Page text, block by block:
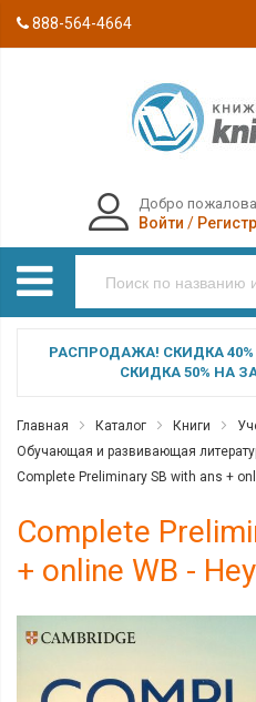
888-564-4664
Добро
Войти /
РАСПРОДАЖА! СКИДКА
СКИДКА 50% НА
Главная Каталог Книги
Обучающая и развивающая
Complete Preliminary SB with ans +
Complete
+ online WB -